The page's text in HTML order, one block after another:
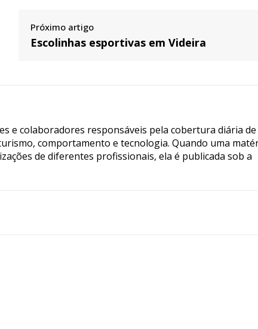
Próximo artigo
Escolinhas esportivas em Videira
e colaboradores responsáveis pela cobertura diária de
comportamento e tecnologia. Quando uma
de diferentes profissionais, ela é publicada sob a